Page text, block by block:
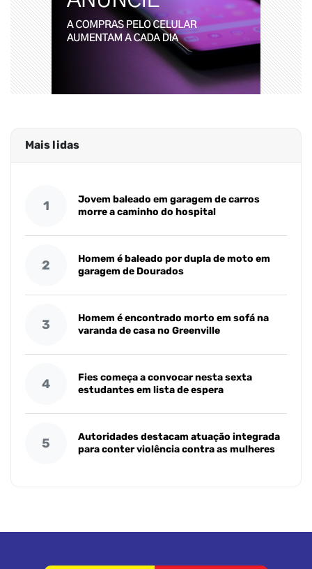
Mais lidas
1
Jovem baleado em garagem de carros
morre a caminho do hospital
2
Homem é baleado por dupla de moto em
garagem de Dourados
3
Homem é encontrado morto em sofá na
varanda de casa no Greenville
4
Fies começa a convocar nesta sexta
estudantes em lista de espera
5
Autoridades destacam atuação integrada
para conter violência contra as mulheres